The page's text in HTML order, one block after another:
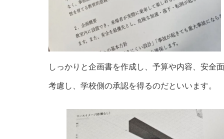
しっかりと企画書を作成し、予算や内容、安全
考慮し、学校側の承認を得るのだといいます。